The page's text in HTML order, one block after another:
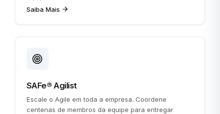
Saiba Mais
SAFe® Agilist
Escale o Agile em toda a empresa. Coordene
centenas de membros da equipe para entregar